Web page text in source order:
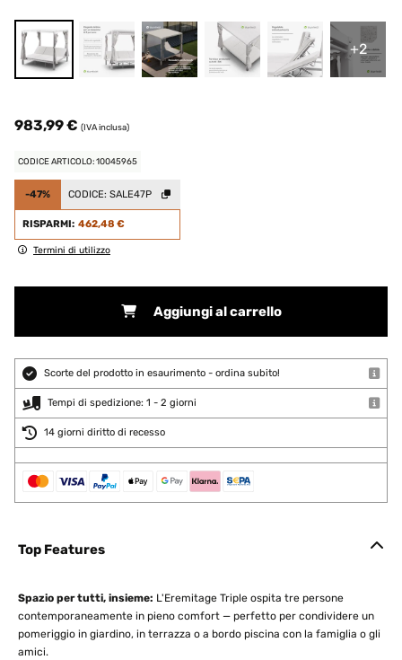
+2
983,99 € (IVA inclusa)
CODICE ARTICOLO: 10045965
-47% CODICE: SALE47P
RISPARMI: 462,48 €
Termini di utilizzo
Aggiungi al carrello
Scorte del prodotto in esaurimento - ordina subito!
Tempi di spedizione: 1 - 2 giorni
14 giorni diritto di recesso
Top Features
Spazio per tutti, insieme: L'Eremitage Triple ospita tre persone
contemporaneamente in pieno comfort — perfetto per condividere un
pomeriggio in giardino, in terrazza o a bordo piscina con la famiglia o gli
amici.